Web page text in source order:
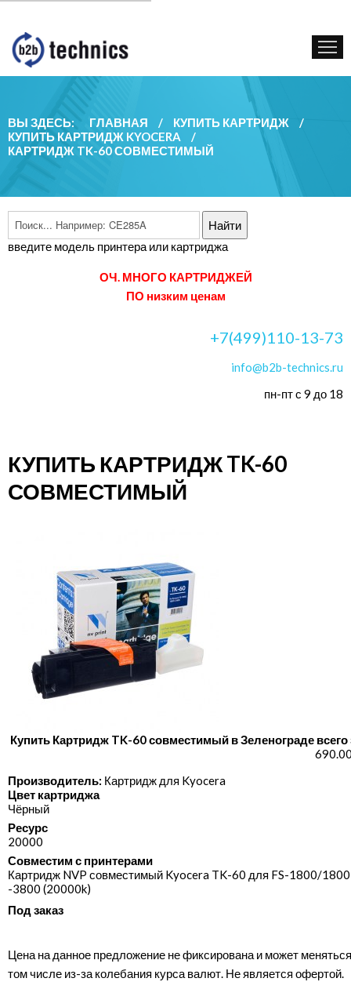
КУПИТЬ КАРТРИДЖ
ГОС. УЧРЕЖДЕНИЯМ
КОНТАКТЫ
ВЫ ЗДЕСЬ: ГЛАВНАЯ / КУПИТЬ КАРТРИДЖ
/
КУПИТЬ КАРТРИДЖ KYOCERA
/
КАРТРИДЖ TK-60 СОВМЕСТИМЫЙ
введите модель принтера или картриджа
ОЧ. МНОГО КАРТРИДЖЕЙ
ПО низким ценам
+7(499)110-13-73
info@b2b-technics.ru
пн-пт с 9 до 18
КУПИТЬ КАРТРИДЖ TK-60
СОВМЕСТИМЫЙ
Купить Картридж TK-60 совместимый в Зеленограде всего
Производитель: Картридж для Kyocera
Цвет картриджа
Чёрный
Ресурс
20000
Совместим с принтерами
Картридж NVP совместимый Kyocera TK-60 для FS-1800/​
-3800 (20000k)
Под заказ
Цена на данное предложение не фиксирована и может
том числе из-за колебания курса валют. Не является офертой.